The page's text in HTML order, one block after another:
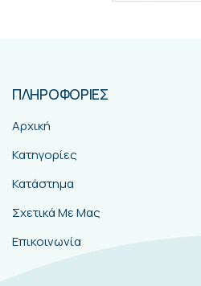
ΠΛΗΡΟΦΟΡΙΕΣ
Αρχική
Κατηγορίες
Κατάστημα
Σχετικά Με Μας
Επικοινωνία